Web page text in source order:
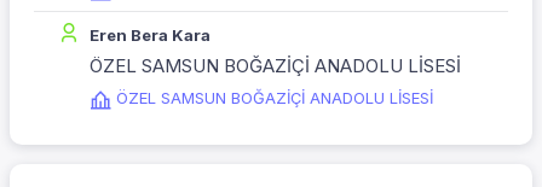
Eren Bera Kara
ÖZEL SAMSUN BOĞAZİÇİ ANADOLU LİSESİ
ÖZEL SAMSUN BOĞAZİÇİ ANADOLU LİSESİ